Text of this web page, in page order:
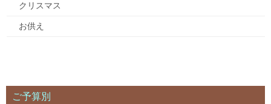
クリスマス
お供え
ご予算別